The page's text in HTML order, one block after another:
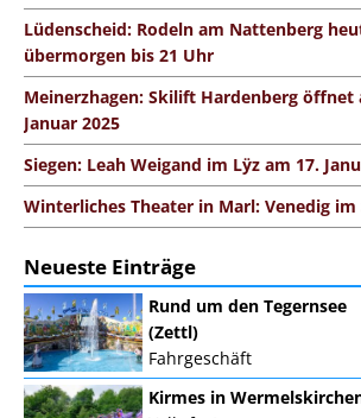
Lüdenscheid: Rodeln am Nattenberg
übermorgen bis 21 Uhr
Meinerzhagen: Skilift Hardenberg öffnet
Januar 2025
Siegen: Leah Weigand im Lÿz am 17.
Winterliches Theater in Marl: Venedig im
Neueste Einträge
Rund um den Tegernsee
(Zettl)
Fahrgeschäft
Kirmes in